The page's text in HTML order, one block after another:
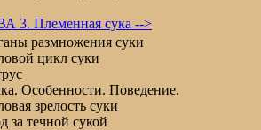
3. Племенная сука -->
размножения суки
цикл суки
Особенности. Поведение.
зрелость суки
за течной сукой